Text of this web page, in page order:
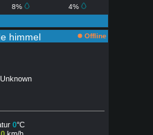
8% 4%
himmel Offline
Unknown
0°C